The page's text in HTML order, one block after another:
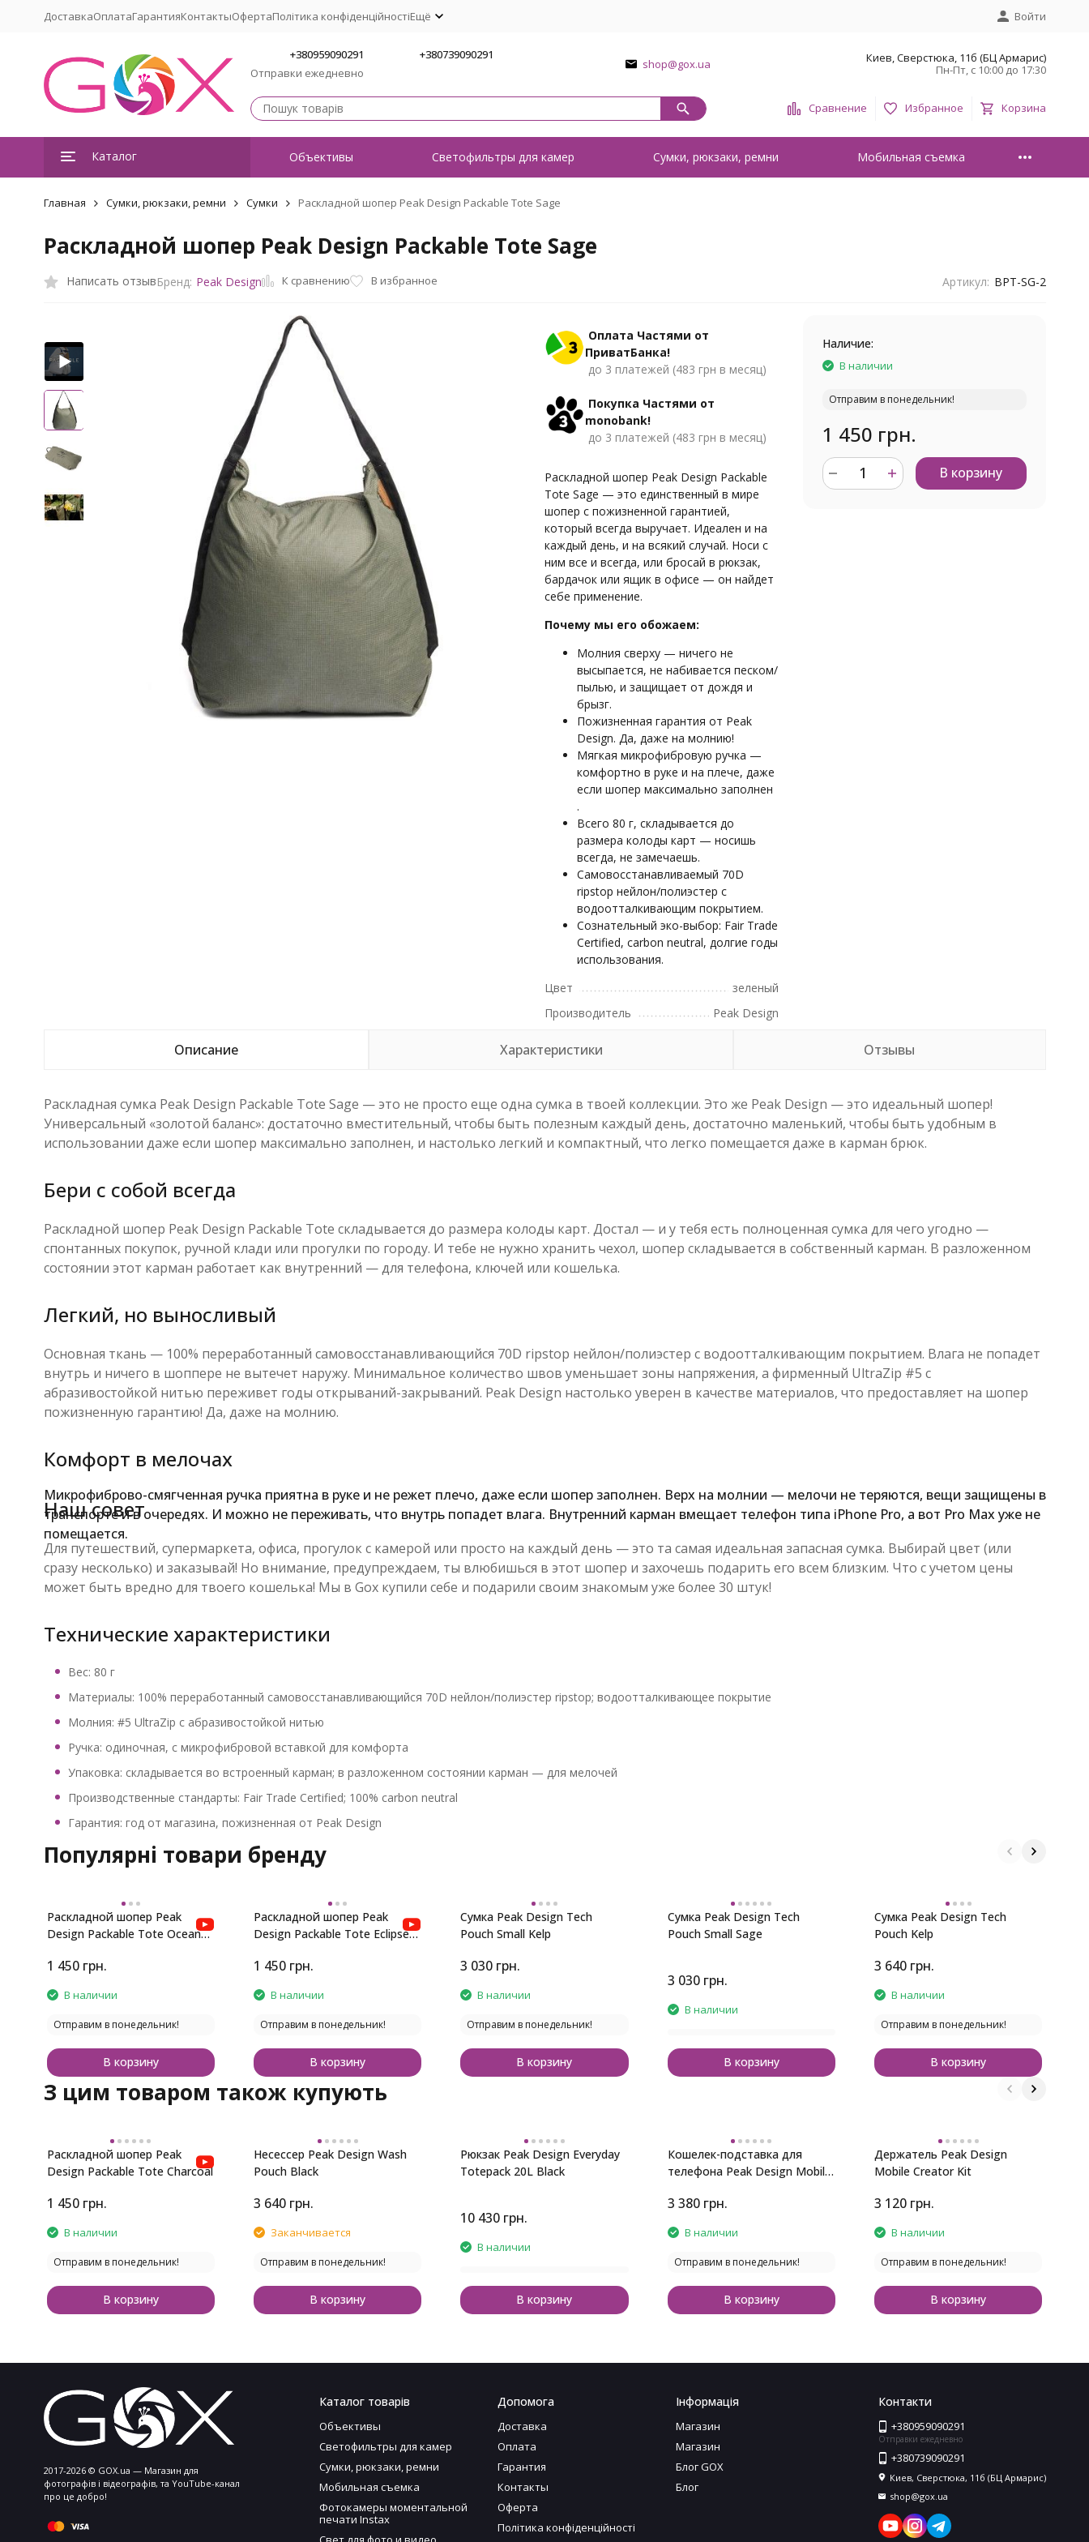
ДоставкаОплатаГарантияКонтактыОфертаПолітика конфіденційностіЕщё Войти
+380959090291
Отправки ежедневно
+380739090291
shop@gox.ua
Киев, Сверстюка, 11б (БЦ Армарис)
Пн-Пт, с 10:00 до 17:30
Сравнение Избранное Корзина
Каталог Объективы Светофильтры для камер Сумки, рюкзаки, ремни Мобильная съемка
Главная Сумки, рюкзаки, ремни Сумки Раскладной шопер Peak Design Packable Tote Sage
Раскладной шопер Peak Design Packable Tote Sage
Написать отзывБренд: Peak Design К сравнению В избранное Артикул: BPT-SG-2
Оплата Частями от
ПриватБанка!
до 3 платежей (483 грн в месяц)
Покупка Частями от
monobank!
до 3 платежей (483 грн в месяц)
Раскладной шопер Peak Design Packable
Tote Sage — это единственный в мире
шопер с пожизненной гарантией,
который всегда выручает. Идеален и на
каждый день, и на всякий случай. Носи с
ним все и всегда, или бросай в рюкзак,
бардачок или ящик в офисе — он найдет
себе применение.
Почему мы его обожаем:
Молния сверху — ничего не
высыпается, не набивается песком/
пылью, и защищает от дождя и
брызг.
Пожизненная гарантия от Peak
Design. Да, даже на молнию!
Мягкая микрофибровую ручка —
комфортно в руке и на плече, даже
если шопер максимально заполнен
.
Всего 80 г, складывается до
размера колоды карт — носишь
всегда, не замечаешь.
Самовосстанавливаемый 70D
ripstop нейлон/полиэстер с
водоотталкивающим покрытием.
Сознательный эко-выбор: Fair Trade
Certified, carbon neutral, долгие годы
использования.
Цвет
зеленый
Производитель
Peak Design
Наличие:
В наличии
Отправим в понедельник!
1 450 грн.
В корзину
Описание Характеристики Отзывы
Раскладная сумка Peak Design Packable Tote Sage — это не просто еще одна сумка в твоей коллекции. Это же Peak Design — это идеальный шопер!
Универсальный «золотой баланс»: достаточно вместительный, чтобы быть полезным каждый день, достаточно маленький, чтобы быть удобным в
использовании даже если шопер максимально заполнен, и настолько легкий и компактный, что легко помещается даже в карман брюк.
Бери с собой всегда
Раскладной шопер Peak Design Packable Tote складывается до размера колоды карт. Достал — и у тебя есть полноценная сумка для чего угодно —
спонтанных покупок, ручной клади или прогулки по городу. И тебе не нужно хранить чехол, шопер складывается в собственный карман. В разложенном
состоянии этот карман работает как внутренний — для телефона, ключей или кошелька.
Легкий, но выносливый
Основная ткань — 100% переработанный самовосстанавливающийся 70D ripstop нейлон/полиэстер с водоотталкивающим покрытием. Влага не попадет
внутрь и ничего в шоппере не вытечет наружу. Минимальное количество швов уменьшает зоны напряжения, а фирменный UltraZip #5 с
абразивостойкой нитью переживет годы открываний-закрываний. Peak Design настолько уверен в качестве материалов, что предоставляет на шопер
пожизненную гарантию! Да, даже на молнию.
Комфорт в мелочах
Микрофиброво-смягченная ручка приятна в руке и не режет плечо, даже если шопер заполнен. Верх на молнии — мелочи не теряются, вещи защищены в
транспорте и в очередях. И можно не переживать, что внутрь попадет влага. Внутренний карман вмещает телефон типа iPhone Pro, а вот Pro Max уже не
помещается.
Наш совет
Для путешествий, супермаркета, офиса, прогулок с камерой или просто на каждый день — это та самая идеальная запасная сумка. Выбирай цвет (или
сразу несколько) и заказывай! Но внимание, предупреждаем, ты влюбишься в этот шопер и захочешь подарить его всем близким. Что с учетом цены
может быть вредно для твоего кошелька! Мы в Gox купили себе и подарили своим знакомым уже более 30 штук!
Технические характеристики
Вес: 80 г
Материалы: 100% переработанный самовосстанавливающийся 70D нейлон/полиэстер ripstop; водоотталкивающее покрытие
Молния: #5 UltraZip с абразивостойкой нитью
Ручка: одиночная, с микрофибровой вставкой для комфорта
Упаковка: складывается во встроенный карман; в разложенном состоянии карман — для мелочей
Производственные стандарты: Fair Trade Certified; 100% carbon neutral
Гарантия: год от магазина, пожизненная от Peak Design
Популярні товари бренду
Раскладной шопер Peak
Design Packable Tote Ocean
1 450 грн.
В наличии
Отправим в понедельник!
В корзину
Раскладной шопер Peak
Design Packable Tote Eclipse
1 450 грн.
В наличии
Отправим в понедельник!
В корзину
Сумка Peak Design Tech
Pouch Small Kelp
3 030 грн.
В наличии
Отправим в понедельник!
В корзину
Сумка Peak Design Tech
Pouch Small Sage
3 030 грн.
В наличии
В корзину
Сумка Peak Design Tech
Pouch Kelp
3 640 грн.
В наличии
Отправим в понедельник!
В корзину
З цим товаром також купують
Раскладной шопер Peak
Design Packable Tote Charcoal
1 450 грн.
В наличии
Отправим в понедельник!
В корзину
Несессер Peak Design Wash
Pouch Black
3 640 грн.
Заканчивается
Отправим в понедельник!
В корзину
Рюкзак Peak Design Everyday
Totepack 20L Black
10 430 грн.
В наличии
В корзину
Кошелек-подставка для
телефона Peak Design Mobile
3 380 грн.
В наличии
Отправим в понедельник!
В корзину
Держатель Peak Design
Mobile Creator Kit
3 120 грн.
В наличии
Отправим в понедельник!
В корзину
2017-2026 © GOX.ua — Магазин для
фотографів і відеографів, та YouTube-канал
про це добро!
Каталог товарів
Объективы
Светофильтры для камер
Сумки, рюкзаки, ремни
Мобильная съемка
Фотокамеры моментальной
печати Instax
Допомога
Доставка
Оплата
Гарантия
Контакты
Оферта
Політика конфіденційності
Інформація
Магазин
Магазин
Блог GOX
Блог
Контакти
+380959090291
Отправки ежедневно
+380739090291
Киев, Сверстюка, 11б (БЦ Армарис)
shop@gox.ua